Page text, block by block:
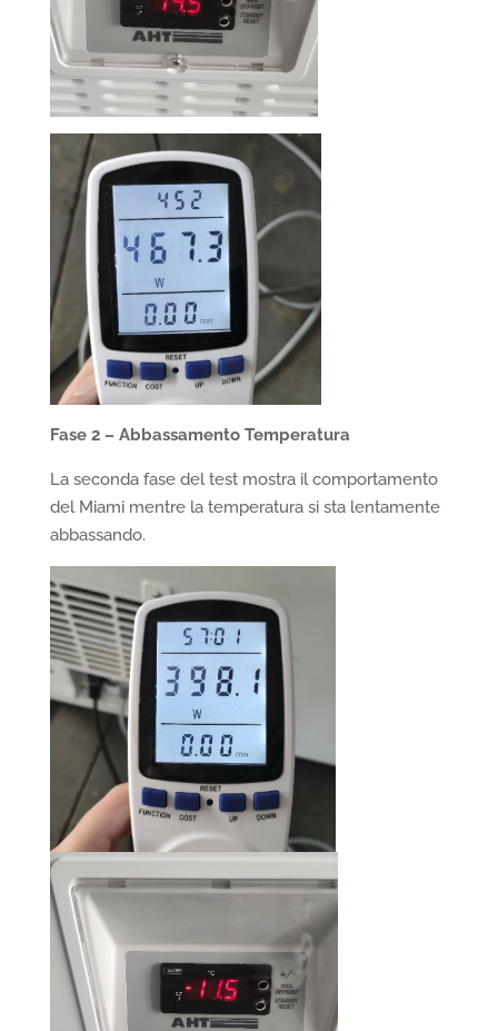
Fase 2 – Abbassamento Temperatura
La seconda fase del test mostra il comportamento
del Miami mentre la temperatura si sta lentamente
abbassando.